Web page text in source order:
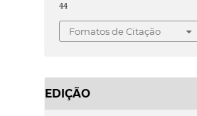
44
Fomatos de Citação
EDIÇÃO